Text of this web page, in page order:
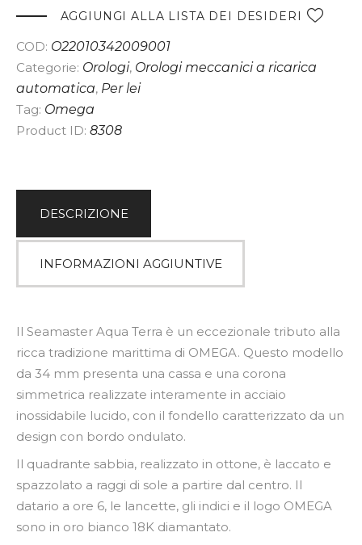
e
a
AGGIUNGI ALLA LISTA DEI DESIDERI
COD: O22010342009001
Categorie: Orologi, Orologi meccanici a ricarica
automatica, Per lei
Tag: Omega
Product ID: 8308
DESCRIZIONE
INFORMAZIONI AGGIUNTIVE
Il Seamaster Aqua Terra è un eccezionale tributo alla
ricca tradizione marittima di OMEGA. Questo modello
da 34 mm presenta una cassa e una corona
simmetrica realizzate interamente in acciaio
inossidabile lucido, con il fondello caratterizzato da un
design con bordo ondulato.
Il quadrante sabbia, realizzato in ottone, è laccato e
spazzolato a raggi di sole a partire dal centro. Il
datario a ore 6, le lancette, gli indici e il logo OMEGA
sono in oro bianco 18K diamantato.